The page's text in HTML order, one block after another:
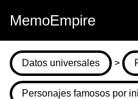
MemoEmpire
Datos universales >
Personajes famosos por